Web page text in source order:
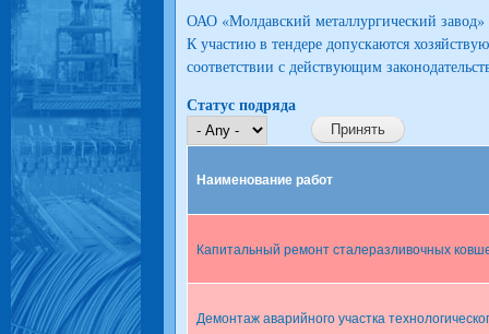
ОАО «Молдавский металлургический
К участию в тендере допускаются
соответствии с действующим
Статус подряда
Наименование работ
Капитальный ремонт сталеразливочных
Демонтаж аварийного участка